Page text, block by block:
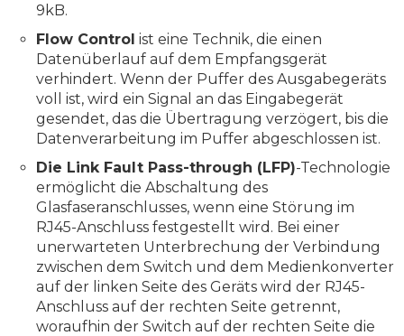
9kB.
Flow Control ist eine Technik, die einen
Datenüberlauf auf dem Empfangsgerät
verhindert. Wenn der Puffer des Ausgabegeräts
voll ist, wird ein Signal an das Eingabegerät
gesendet, das die Übertragung verzögert, bis die
Datenverarbeitung im Puffer abgeschlossen ist.
Die Link Fault Pass-through (LFP)-Technologie
ermöglicht die Abschaltung des
Glasfaseranschlusses, wenn eine Störung im
RJ45-Anschluss festgestellt wird. Bei einer
unerwarteten Unterbrechung der Verbindung
zwischen dem Switch und dem Medienkonverter
auf der linken Seite des Geräts wird der RJ45-
Anschluss auf der rechten Seite getrennt,
woraufhin der Switch auf der rechten Seite die